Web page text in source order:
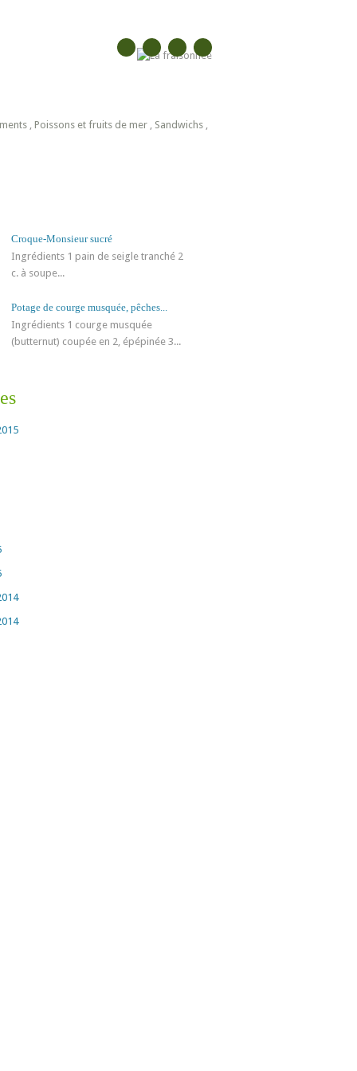
, Poissons et fruits de mer , Sandwichs ,
Croque-Monsieur sucré
Ingrédients 1 pain de seigle tranché 2
c. à soupe...
Potage de courge musquée, pêches...
Ingrédients 1 courge musquée
(butternut) coupée en 2, épépinée 3...